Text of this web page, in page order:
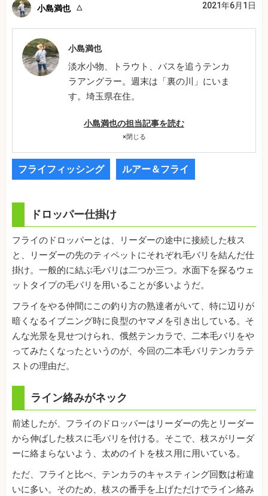
小島満也 2021年6月1日
小島満也
淡水小物、トラウト、バスを追うテンカ
ラアングラー。週末は「裏の川」にいま
す。埼玉県在住。
小島満也の担当記事を読む
×閉じる
フライフィッシング ルアー＆フライ
ドロッパー仕掛け
フライのドロッパーとは、リーダーの途中に接続した枝ス
と、リーダーの先のティペットにそれぞれ毛バリを結んだ仕
掛け。一般的に結ぶ毛バリは二つか三つ。水面下を探るウェ
ットタイプの毛バリを用いることが多いようだ。
フライをやる仲間にこの釣り方の熟達者がいて、特に辺りが
暗くなるイブニング時に良型のヤマメを引き出している。そ
んな光景を見せつけられ、俄然テンカラで、二本毛バリをや
ってみたくなったというのが、今回の二本毛バリテンカラテ
ストの理由だ。
ライン絡みがネック
前述したが、フライのドロッパーはリーダーの先とリーダー
から伸ばした枝スに毛バリを付ける。そこで、枝スがリーダ
ーに絡まらないよう、太めのイトを枝ス用に用いている。
ただ、フライと比べ、テンカラのキャスティング回数は桁違
いに多い。そのため、枝スの番手を上げただけでライン絡み